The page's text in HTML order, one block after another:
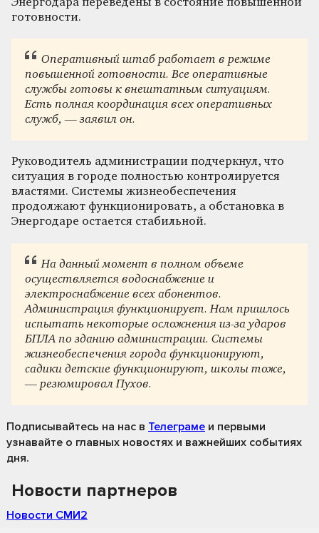
готовности.
Оперативный штаб работает в режиме
повышенной готовности. Все оперативные
службы готовы к внештатным ситуациям.
Есть полная координация всех оперативных
служб, — заявил он.
Руководитель администрации подчеркнул, что
ситуация в городе полностью контролируется
властями. Системы жизнеобеспечения
продолжают функционировать, а обстановка в
Энергодаре остается стабильной.
На данный момент в полном объеме
осуществляется водоснабжение и
электроснабжение всех абонентов.
Администрация функционирует. Нам пришлось
испытать некоторые осложнения из-за ударов
БПЛА по зданию администрации. Системы
жизнеобеспечения города функционируют,
садики детские функционируют, школы тоже,
— резюмировал Пухов.
Подписывайтесь на нас в Телеграме и первыми
узнавайте о главных новостях и важнейших событиях
дня.
Новости партнеров
Новости СМИ2